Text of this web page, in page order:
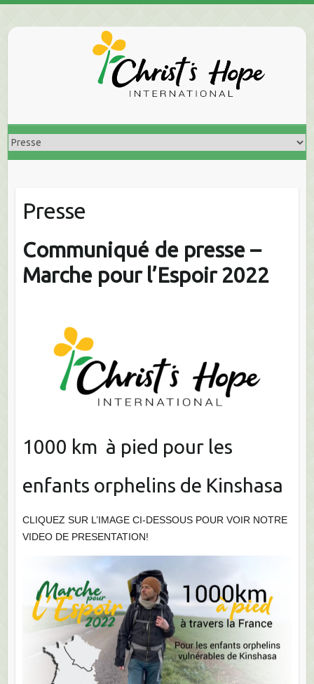
Presse
Communiqué de presse –
Marche pour l’Espoir 2022
1000 km à pied pour les
enfants orphelins de Kinshasa
CLIQUEZ SUR L’IMAGE CI-DESSOUS POUR VOIR NOTRE
VIDEO DE PRESENTATION!